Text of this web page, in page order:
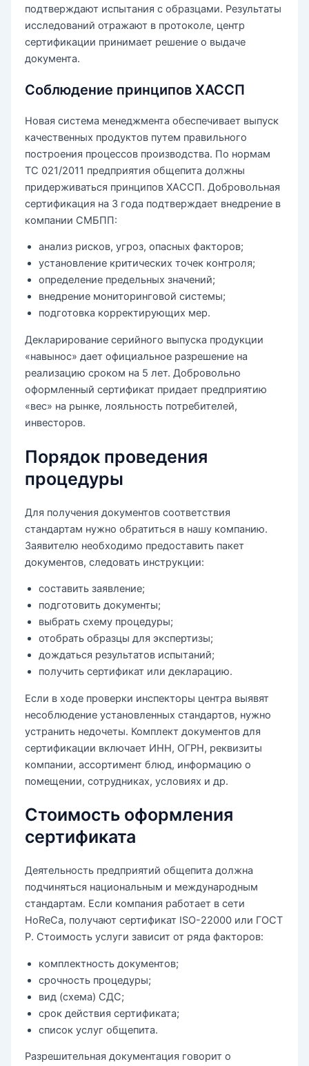
подтверждают испытания с образцами. Результаты
исследований отражают в протоколе, центр
сертификации принимает решение о выдаче
документа.
Соблюдение принципов ХАССП
Новая система менеджмента обеспечивает выпуск
качественных продуктов путем правильного
построения процессов производства. По нормам
ТС 021/2011 предприятия общепита должны
придерживаться принципов ХАССП. Добровольная
сертификация на 3 года подтверждает внедрение в
компании СМБПП:
анализ рисков, угроз, опасных факторов;
установление критических точек контроля;
определение предельных значений;
внедрение мониторинговой системы;
подготовка корректирующих мер.
Декларирование серийного выпуска продукции
«навынос» дает официальное разрешение на
реализацию сроком на 5 лет. Добровольно
оформленный сертификат придает предприятию
«вес» на рынке, лояльность потребителей,
инвесторов.
Порядок проведения
процедуры
Для получения документов соответствия
стандартам нужно обратиться в нашу компанию.
Заявителю необходимо предоставить пакет
документов, следовать инструкции:
составить заявление;
подготовить документы;
выбрать схему процедуры;
отобрать образцы для экспертизы;
дождаться результатов испытаний;
получить сертификат или декларацию.
Если в ходе проверки инспекторы центра выявят
несоблюдение установленных стандартов, нужно
устранить недочеты. Комплект документов для
сертификации включает ИНН, ОГРН, реквизиты
компании, ассортимент блюд, информацию о
помещении, сотрудниках, условиях и др.
Стоимость оформления
сертификата
Деятельность предприятий общепита должна
подчиняться национальным и международным
стандартам. Если компания работает в сети
HoReCa, получают сертификат ISO-22000 или ГОСТ
Р. Стоимость услуги зависит от ряда факторов:
комплектность документов;
срочность процедуры;
вид (схема) СДС;
срок действия сертификата;
список услуг общепита.
Разрешительная документация говорит о